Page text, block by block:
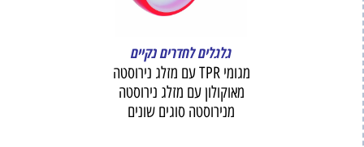
גלגלים לחדרים נקיים
מגומי TPR עם מזלג נירוסטה
מאוקולון עם מזלג נירוסטה
מנירוסטה סוגים שונים